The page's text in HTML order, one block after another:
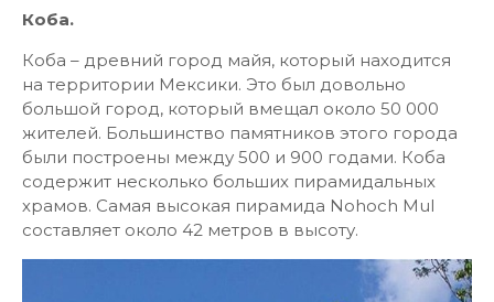
Коба.
Коба – древний город майя, который находится
на территории Мексики. Это был довольно
большой город, который вмещал около 50 000
жителей. Большинство памятников этого города
были построены между 500 и 900 годами. Коба
содержит несколько больших пирамидальных
храмов. Самая высокая пирамида Nohoch Mul
составляет около 42 метров в высоту.